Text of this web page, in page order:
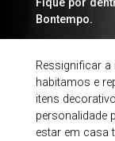
Fique por
Bontempo.
Ressignificar
habitamos e
itens
personalidade
estar em casa